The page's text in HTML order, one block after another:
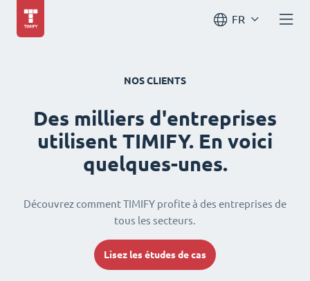
FR
NOS CLIENTS
Des milliers d'entreprises
utilisent TIMIFY. En voici
quelques-unes.
Découvrez comment TIMIFY profite à des entreprises de
tous les secteurs.
Lisez les études de cas